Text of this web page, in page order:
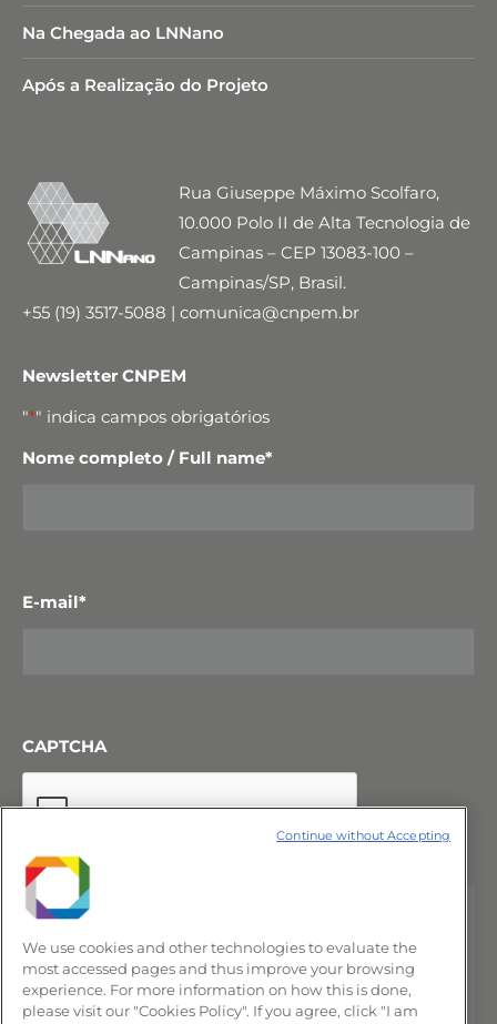
Na Chegada ao LNNano
Após a Realização do Projeto
Rua Giuseppe Máximo Scolfaro,
10.000 Polo II de Alta Tecnologia de
Campinas – CEP 13083-100 –
Campinas/SP, Brasil.
+55 (19) 3517-5088 | comunica@cnpem.br
Newsletter CNPEM
"*" indica campos obrigatórios
Nome completo / Full name*
E-mail*
CAPTCHA
We use cookies and other technologies to evaluate the
most accessed pages and thus improve your browsing
experience. For more information on how this is done,
please visit our "Cookies Policy". If you agree, click "I am
Continue without Accepting